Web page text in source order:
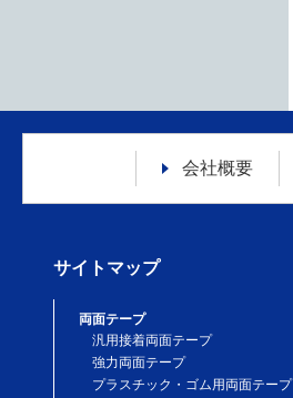
会社概要
サイトマップ
両面テープ
汎用接着両面テープ
強力両面テープ
プラスチック・ゴム用両面テープ